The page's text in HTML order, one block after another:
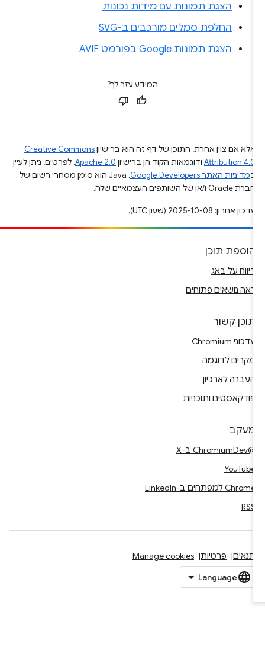
הצגת תמונות עם מידות נכונות
החלפת סמלים מורכבים ב-SVG
הצגת תמונות Google בפורמט AVIF
המידע עזר לך?
אלא אם צוין אחרת, התוכן של דף זה הוא ברישיוןCreative Commons
Attribution 4.0ודוגמאות הקוד הן ברישיוןApache 2.0. לפרטים, ניתן לעיין
מדיניות האתר Google Developers‏
.‏ Java הוא סימן מסחרי רשום של
חברת Oracle ו/או של השותפים העצמאיים שלה.
עדכון אחרון: 2025-10-08 (שעון UTC).
הוספת תוכן
דיווח על באג
ראה נושאים פתוחים
תוכן קשור
עדכוני Chromium
מקרים לדוגמה
העברה לארכיון
פודקאסטים ותוכניות
מעקב
YouTube
Chrome למפתחים ב-LinkedIn
RSS
תנאים פרטיות Manage cookies